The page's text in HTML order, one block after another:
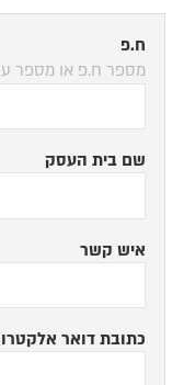
ח.פ
מספר ח.פ או מספר
שם בית העסק
איש קשר
כתובת דואר